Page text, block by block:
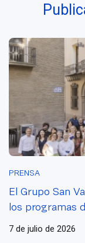
PRENSA
El Grupo San
los programas
Generation
7 de julio de 2026